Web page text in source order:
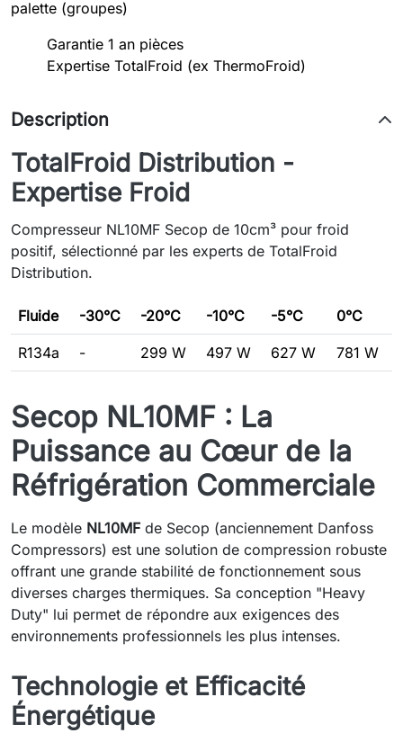
palette (groupes)
Garantie 1 an pièces
Expertise TotalFroid (ex ThermoFroid)
Description
TotalFroid Distribution -
Expertise Froid
Compresseur NL10MF Secop de 10cm³ pour froid
positif, sélectionné par les experts de TotalFroid
Distribution.
Fluide -30°C -20°C -10°C -5°C 0°C
R134a - 299 W 497 W 627 W 781 W
Secop NL10MF : La
Puissance au Cœur de la
Réfrigération Commerciale
Le modèle NL10MFde Secop (anciennement Danfoss
Compressors) est une solution de compression robuste
offrant une grande stabilité de fonctionnement sous
diverses charges thermiques. Sa conception "Heavy
Duty" lui permet de répondre aux exigences des
environnements professionnels les plus intenses.
Technologie et Efficacité
Énergétique